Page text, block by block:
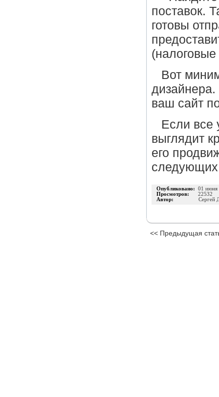
поставок.
готовы
Вот
ваш сайт
Если все
выглядит
его
следующих
Опубликовано: 01 июня
Просмотров: 22532
Автор:
Сергей
<< Предыдущая